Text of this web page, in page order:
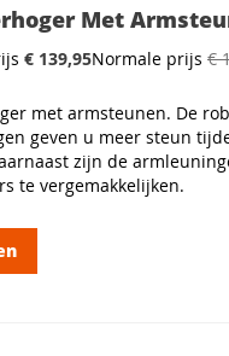
Met
€ 139,95Normale prijs €
met armsteunen. De
geven u meer steun
zijn de
te vergemakkelijken.